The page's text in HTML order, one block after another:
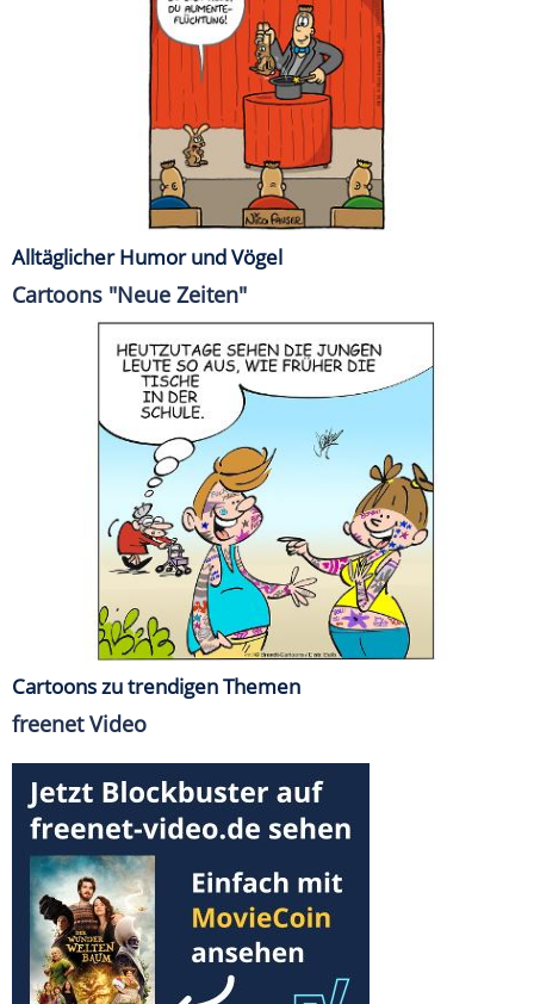
Alltäglicher Humor und Vögel
Cartoons "Neue Zeiten"
Cartoons zu trendigen Themen
freenet Video